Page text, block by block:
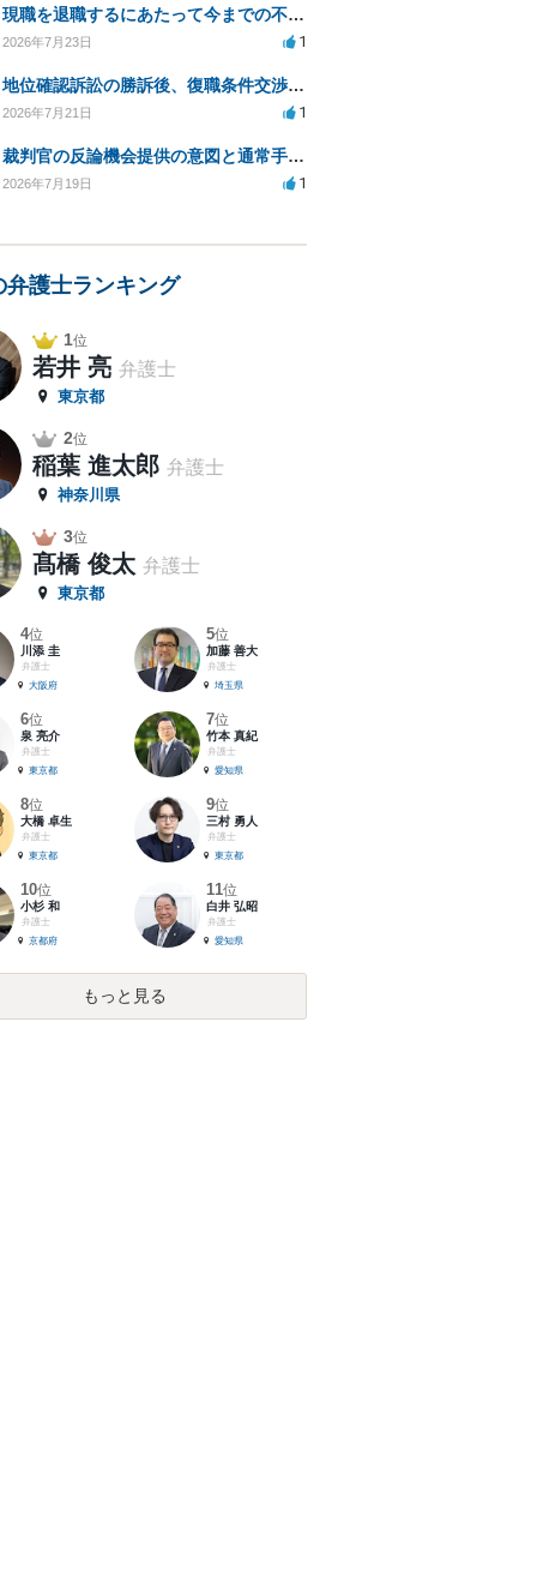
現職を退職するにあたって今までの不法な部分の慰謝料等は請求できるのか。
2026年7月23日 1
地位確認訴訟の勝訴後、復職条件交渉と嫌がらせ対策について
2026年7月21日 1
裁判官の反論機会提供の意図と通常手続きの違いは？
2026年7月19日 1
弁護士ランキング
1位
若井 亮 弁護士
東京都
2位
稲葉 進太郎 弁護士
神奈川県
3位
髙橋 俊太 弁護士
東京都
4位
川添 圭
弁護士
大阪府
5位
加藤 善大
弁護士
埼玉県
6位
泉 亮介
弁護士
東京都
7位
竹本 真紀
弁護士
愛知県
8位
大橋 卓生
弁護士
東京都
9位
三村 勇人
弁護士
東京都
10位
小杉 和
弁護士
京都府
11位
白井 弘昭
弁護士
愛知県
もっと見る